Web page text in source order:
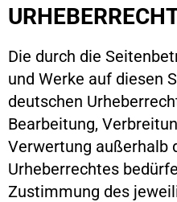
Die durch die
und Werke auf diesen
deutschen
Bearbeitung,
Verwertung außerhalb
Urheberrechtes
Zustimmung des